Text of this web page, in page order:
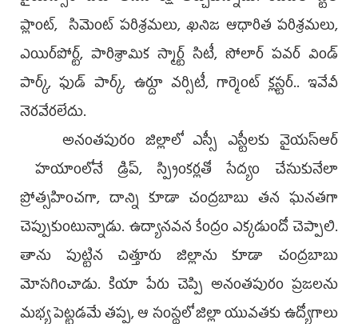
ప్లాంట్, సిమెంట్‌ పరిశ్రమలు, ఖనిజ ఆధారిత పరిశ్రమలు,
ఎయిర్‌పోర్ట్, పారిశ్రామిక స్మార్ట్‌ సిటీ, సోలార్‌ పవర్‌ విండ్‌
పార్క్, ఫుడ్‌ పార్క్, ఉర్దూ వర్సిటీ, గార్మెంట్‌ క్లస్టర్‌.. ఇవేవీ
నెరవేరలేదు.
అనంతపురం జిల్లాలో ఎస్సీ ఎస్టీలకు వైయస్ఆర్
హయాంలోనే డ్రిప్, స్ప్రింకర్లతో సేద్యం చేసుకునేలా
ప్రోత్సహించగా, దాన్ని కూడా చంద్రబాబు తన ఘనతగా
చెప్పుకుంటున్నాడు. ఉద్యానవన కేంద్రం ఎక్కడుందో చెప్పాలి.
తాను పుట్టిన చిత్తూరు జిల్లాను కూడా చంద్రబాబు
మోసగించాడు. కియా పేరు చెప్పి అనంతపురం ప్రజలను
మభ్య పెట్టడమే తప్ప, ఆ సంస్థలో జిల్లా యువతకు ఉద్యోగాలు